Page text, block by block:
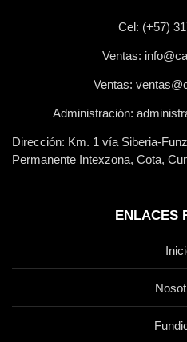
Cel: (+57)
Ventas:
Ventas:
Administración:
Dirección: Km. 1 vía Siberia-
Permanente Intexzona, Cota,
ENLACES